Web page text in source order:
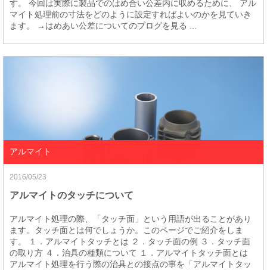
す。 今回は実際に製品でのはめ合い公差内に収めるために、 アル
マイト処理前の寸法をどのように設定すればよいのかを見ていき
ます。 →はめあい公差についてのブログを見る ...
アルマイト
2016/05/23
アルマイトのタッチについて
アルマイト処理の際、「タッチ面」という用語が出ることがあり
ます。タッチ面とは何でしょうか。このページでご紹介をしま
す。 １．アルマイトタッチとは ２．タッチ面の例 ３．タッチ面
の取り方 ４．治具の種類について １．アルマイトタッチ面とは
アルマイト処理を行う際の治具との接点の事を「アルマイトタッ